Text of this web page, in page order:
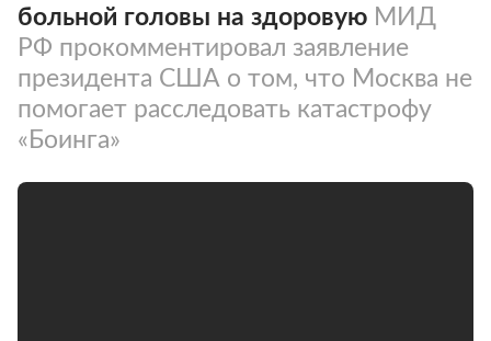
больной головы на здоровую МИД
РФ прокомментировал заявление
президента США о том, что Москва не
помогает расследовать катастрофу
«Боинга»